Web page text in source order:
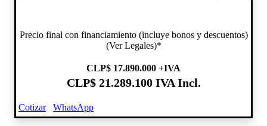
Precio final con financiamiento (incluye bonos y descuentos)
(Ver Legales)*
CLP$ 17.890.000 +IVA
CLP$ 21.289.100IVA Incl.
Cotizar WhatsApp